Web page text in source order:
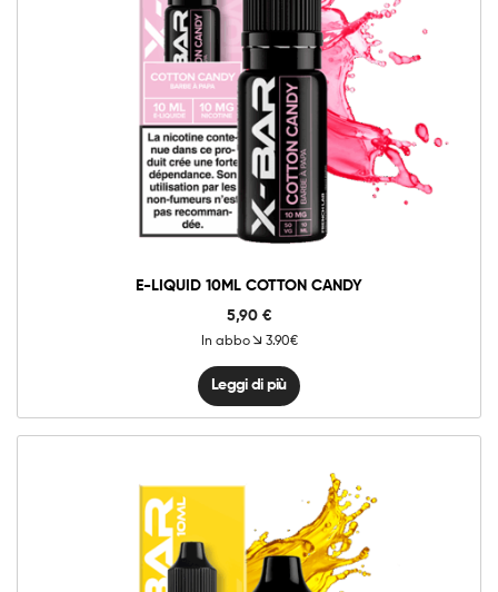
E-LIQUID 10ML COTTON CANDY
5,90 €
In abbo 3.90€
Leggi di più